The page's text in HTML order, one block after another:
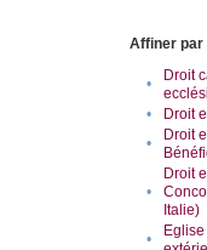
Affiner par
•
Droit
• Droit
•
Droit
•
Droit
Italie)
•